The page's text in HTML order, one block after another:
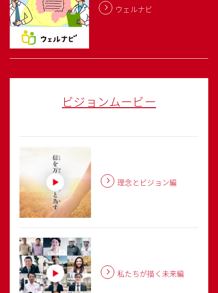
ウェルナビ
ビジョンムービー
理念とビジョン編
私たちが描く未来編